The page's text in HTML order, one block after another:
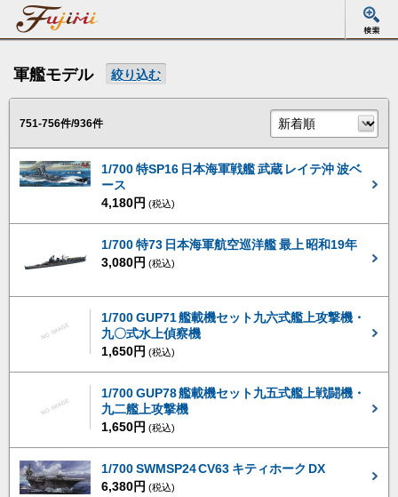
軍艦モデル 絞り込む
751-756件/936件
1/700 特SP16 日本海軍戦艦 武蔵 レイテ沖 波ベ
ース
4,180円 (税込)
1/700 特73 日本海軍航空巡洋艦 最上 昭和19年
3,080円 (税込)
1/700 GUP71 艦載機セット九六式艦上攻撃機・
九〇式水上偵察機
1,650円 (税込)
1/700 GUP78 艦載機セット九五式艦上戦闘機・
九二艦上攻撃機
1,650円 (税込)
1/700 SWMSP24 CV63 キティホーク DX
6,380円 (税込)